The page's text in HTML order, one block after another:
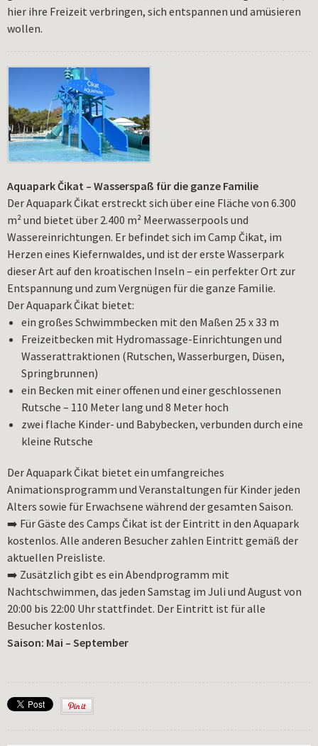
hier ihre Freizeit verbringen, sich entspannen und amüsieren
wollen.
Aquapark Čikat – Wasserspaß für die ganze Familie
Der Aquapark Čikat erstreckt sich über eine Fläche von 6.300
m² und bietet über 2.400 m² Meerwasserpools und
Wassereinrichtungen. Er befindet sich im Camp Čikat, im
Herzen eines Kiefernwaldes, und ist der erste Wasserpark
dieser Art auf den kroatischen Inseln – ein perfekter Ort zur
Entspannung und zum Vergnügen für die ganze Familie.
Der Aquapark Čikat bietet:
ein großes Schwimmbecken mit den Maßen 25 x 33 m
Freizeitbecken mit Hydromassage-Einrichtungen und
Wasserattraktionen (Rutschen, Wasserburgen, Düsen,
Springbrunnen)
ein Becken mit einer offenen und einer geschlossenen
Rutsche – 110 Meter lang und 8 Meter hoch
zwei flache Kinder- und Babybecken, verbunden durch eine
kleine Rutsche
Der Aquapark Čikat bietet ein umfangreiches
Animationsprogramm und Veranstaltungen für Kinder jeden
Alters sowie für Erwachsene während der gesamten Saison.
➡️ Für Gäste des Camps Čikat ist der Eintritt in den Aquapark
kostenlos. Alle anderen Besucher zahlen Eintritt gemäß der
aktuellen Preisliste.
➡️ Zusätzlich gibt es ein Abendprogramm mit
Nachtschwimmen, das jeden Samstag im Juli und August von
20:00 bis 22:00 Uhr stattfindet. Der Eintritt ist für alle
Besucher kostenlos.
Saison: Mai – September